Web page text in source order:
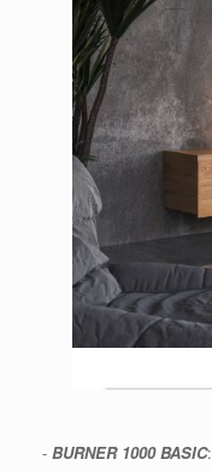
- BURNER 1000 BASIC: